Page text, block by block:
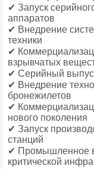
✔ Запуск
аппаратов
✔ Внедрение
техники
✔
взрывчатых
✔ Серийный
✔ Внедрение
бронежилетов
✔
нового поколения
✔ Запуск
станций
✔ Промышленное
критической